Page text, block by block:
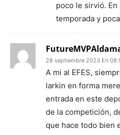
poco le sirvió.
temporada y
28 septiembre 2023 En
A mi al EFES,
larkin en forma
entrada en este
de la competición,
que hace todo bien